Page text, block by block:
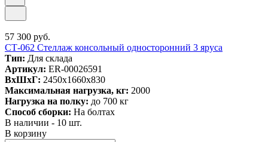
57 300 руб.
СТ-062 Стеллаж консольный односторонний 3 яруса
Тип: Для склада
Артикул: ER-00026591
ВxШxГ: 2450x1660x830
Максимальная нагрузка, кг: 2000
Нагрузка на полку: до 700 кг
Способ сборки: На болтах
В наличии - 10 шт.
В корзину